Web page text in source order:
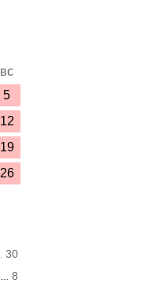
вс
5
12
19
26
30
8